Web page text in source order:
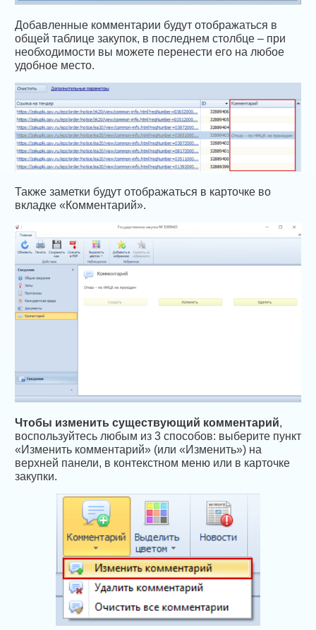
Добавленные комментарии будут отображаться в
общей таблице закупок, в последнем столбце – при
необходимости вы можете перенести его на любое
удобное место.
Также заметки будут отображаться в карточке во
вкладке «Комментарий».
Чтобы изменить существующий комментарий,
воспользуйтесь любым из 3 способов: выберите пункт
«Изменить комментарий» (или «Изменить») на
верхней панели, в контекстном меню или в карточке
закупки.